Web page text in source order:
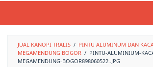
JUAL KANOPI TRALIS / PINTU ALUMINUM DAN
MEGAMENDUNG BOGOR / PINTU-ALUMINIUM-
MEGAMENDUNG-BOGOR898060522..JPG